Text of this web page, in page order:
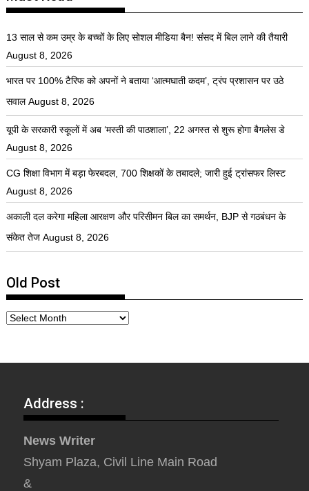
13 साल से कम उम्र के बच्चों के लिए सोशल मीडिया बैन! संसद में बिल लाने की तैयारी
August 8, 2026
भारत पर 100% टैरिफ को अपनों ने बताया ‘आत्मघाती कदम’, ट्रंप प्रशासन पर उठे
सवाल August 8, 2026
यूपी के सरकारी स्कूलों में अब ‘मस्ती की पाठशाला’, 22 अगस्त से शुरू होगा बैगलेस डे
August 8, 2026
CG शिक्षा विभाग में बड़ा फेरबदल, 700 शिक्षकों के तबादले; जारी हुई ट्रांसफर लिस्ट
August 8, 2026
अकाली दल करेगा महिला आरक्षण और परिसीमन बिल का समर्थन, BJP से गठबंधन के
संकेत तेज August 8, 2026
Old Post
Address :
News Writer
Shyam Plaza, Civil Line Main Road
&